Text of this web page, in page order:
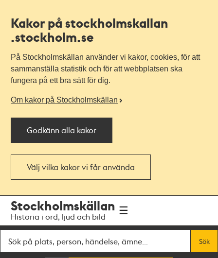
Kakor på stockholmskallan
.stockholm.se
På Stockholmskällan använder vi kakor, cookies, för att
sammanställa statistik och för att webbplatsen ska
fungera på ett bra sätt för dig.
Om kakor på Stockholmskällan
Godkänn alla kakor
Välj vilka kakor vi får använda
navigationen
huvudinnehållet
Stockholmskällan
Historia i ord, ljud och bild
Sök